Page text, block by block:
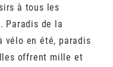
à tous les
Paradis de la
vélo en été, paradis
offrent mille et